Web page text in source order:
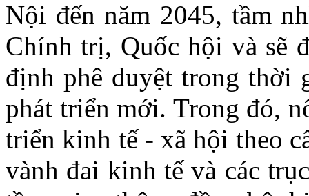
Nội đến năm 2045, tầm
Chính trị, Quốc hội và sẽ
định phê duyệt trong thời
phát triển mới. Trong đó,
triển kinh tế - xã hội theo
vành đai kinh tế và các